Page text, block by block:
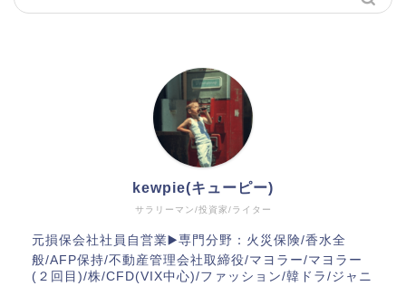
サラリーマン/投資家/ライター
kewpie(キューピー)
元損保会社社員自営業▶️専門分野：火災保険/香水全
般/AFP保持/不動産管理会社取締役/マヨラー/マヨラー
(２回目)/株/CFD(VIX中心)/ファッション/韓ドラ/ジャニ